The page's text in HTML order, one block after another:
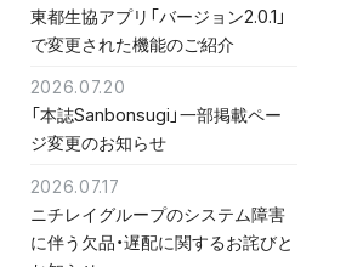
東都生協アプリ「バージョン2.0.1」
で変更された機能のご紹介
2026.07.20
「本誌Sanbonsugi」一部掲載ペー
ジ変更のお知らせ
2026.07.17
ニチレイグループのシステム障害
に伴う欠品・遅配に関するお詫びと